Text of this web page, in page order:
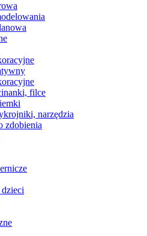
filce
narzędzia
zdobienia